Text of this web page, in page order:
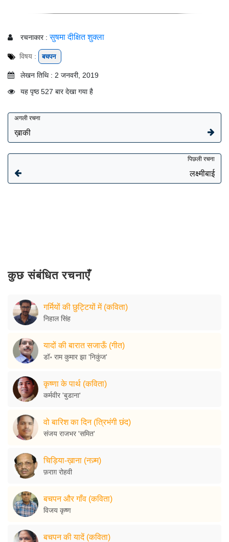
रचनाकार : सुषमा दीक्षित शुक्ला
विषय : बचपन
लेखन तिथि : 2 जनवरी, 2019
यह पृष्ठ 527 बार देखा गया है
अगली रचना
ख़ाकी
पिछली रचना
लक्ष्मीबाई
कुछ संबंधित रचनाएँ
गर्मियों की छुट्टियों में (कविता)
निहाल सिंह
यादों की बारात सजाऊँ (गीत)
डॉ॰ राम कुमार झा 'निकुंज'
कृष्णा के पार्थ (कविता)
कर्मवीर 'बुडाना'
वो बारिश का दिन (त्रिभंगी छंद)
संजय राजभर 'समित'
चिड़िया-ख़ाना (नज़्म)
फ़राग़ रोहवी
बचपन और गाँव (कविता)
विजय कृष्ण
बचपन की यादें (कविता)